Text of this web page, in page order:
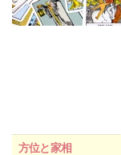
方位と家相